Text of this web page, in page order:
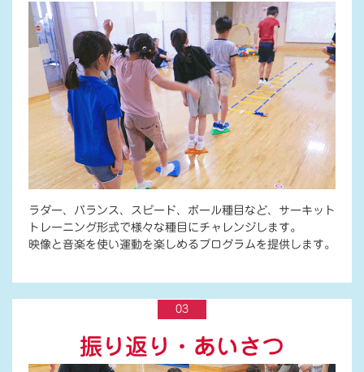
ラダー、バランス、スピード、ボール種目など、サーキット
トレーニング形式で様々な種目にチャレンジします。
映像と音楽を使い運動を楽しめるプログラムを提供します。
03
振り返り・あいさつ